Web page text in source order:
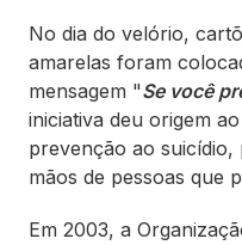
No dia do velório,
amarelas foram
mensagem "Se você
iniciativa deu origem
prevenção ao suicídio,
mãos de pessoas que
Em 2003, a